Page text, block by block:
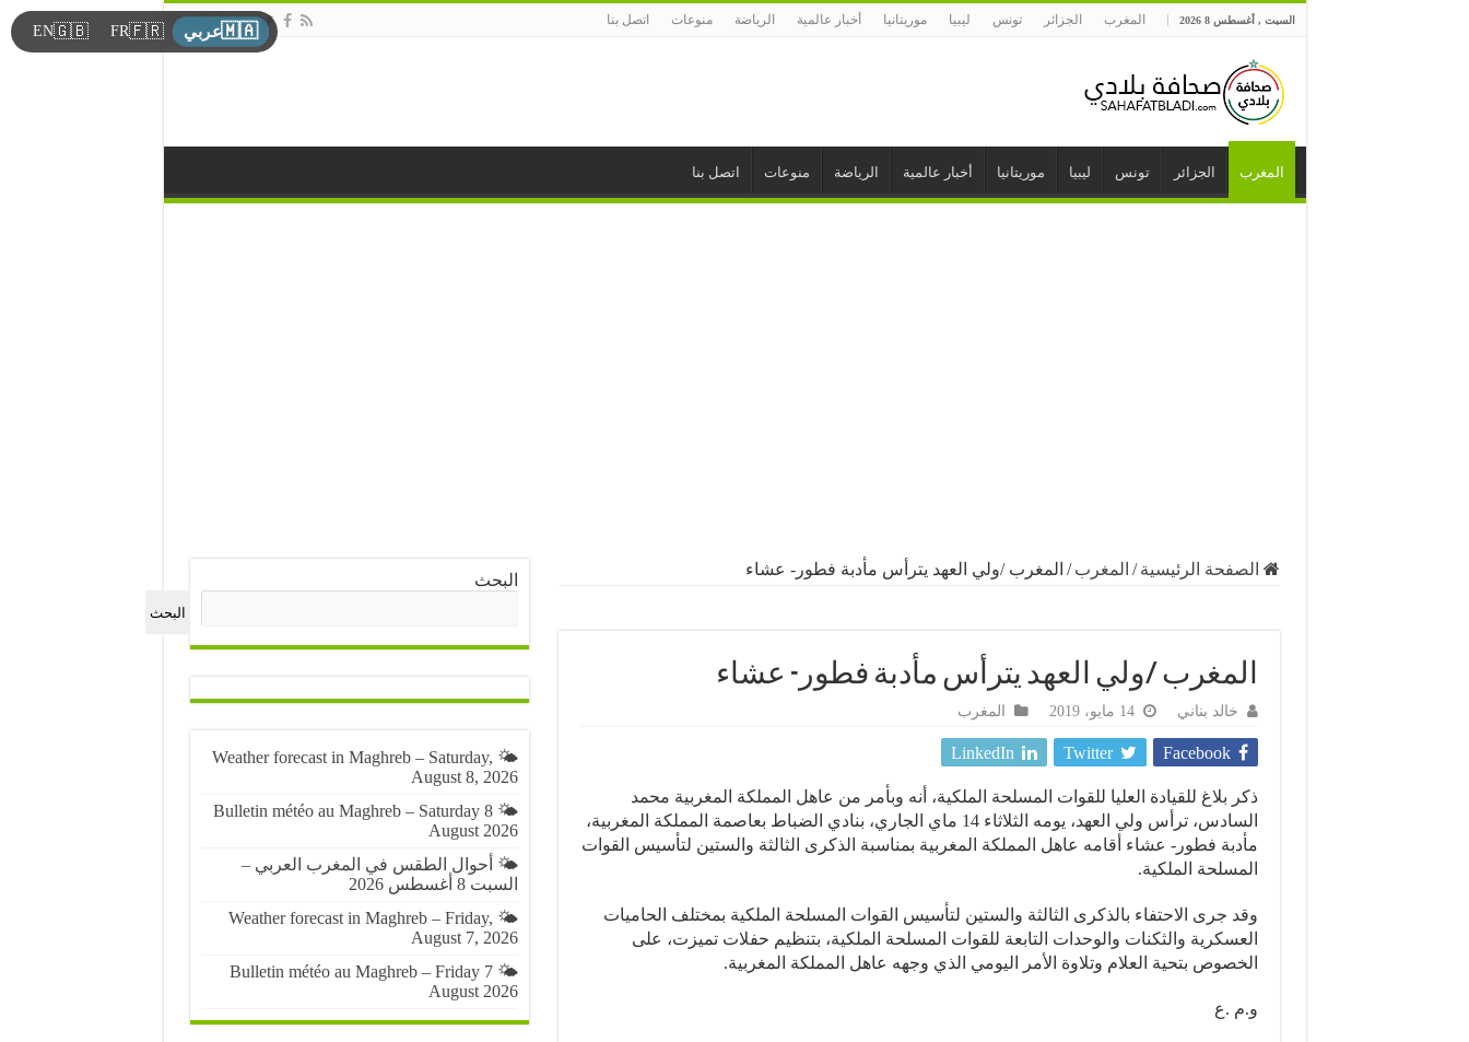
السبت , أغسطس 8 2026 المغرب الجزائر تونس ليبيا موريتانيا أخبار عالمية الرياضة منوعات اتصل بنا
المغرب الجزائر تونس ليبيا موريتانيا أخبار عالمية الرياضة منوعات اتصل بنا
الصفحة الرئيسية / المغرب / المغرب /ولي العهد يترأس مأدبة فطور- عشاء
المغرب /ولي العهد يترأس مأدبة فطور- عشاء
خالد بناني 14 مايو، 2019 المغرب
Facebook
Twitter
LinkedIn
ذكر بلاغ للقيادة العليا للقوات المسلحة الملكية، أنه وبأمر من عاهل المملكة المغربية محمد
السادس، ترأس ولي العهد، يومه الثلاثاء 14 ماي الجاري، بنادي الضباط بعاصمة المملكة المغربية،
مأدبة فطور- عشاء أقامه عاهل المملكة المغربية بمناسبة الذكرى الثالثة والستين لتأسيس القوات
المسلحة الملكية.
وقد جرى الاحتفاء بالذكرى الثالثة والستين لتأسيس القوات المسلحة الملكية بمختلف الحاميات
العسكرية والثكنات والوحدات التابعة للقوات المسلحة الملكية، بتنظيم حفلات تميزت، على
الخصوص بتحية العلام وتلاوة الأمر اليومي الذي وجهه عاهل المملكة المغربية.
و.م .ع
البحث
البحث
🌤️ Weather forecast in Maghreb – Saturday,
August 8, 2026
🌤️ Bulletin météo au Maghreb – Saturday 8
August 2026
🌤️ أحوال الطقس في المغرب العربي –
السبت 8 أغسطس 2026
🌤️ Weather forecast in Maghreb – Friday,
August 7, 2026
🌤️ Bulletin météo au Maghreb – Friday 7
August 2026
🇲🇦عربي 🇫🇷
FR
🇬🇧
EN